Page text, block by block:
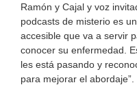
Ramón y Cajal y voz
podcasts de misterio es
accesible que va a servir
conocer su enfermedad.
les está pasando y
para mejorar el abordaje”.